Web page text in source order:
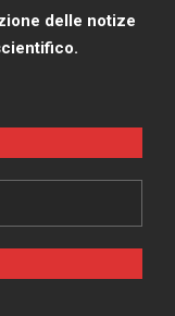
delle notize